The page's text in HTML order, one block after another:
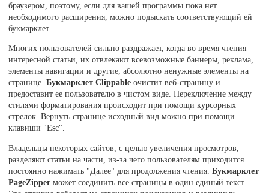
браузером, поэтому, если для вашей программы пока нет
необходимого расширения, можно подыскать соответствующий ей
букмарклет.
Многих пользователей сильно раздражает, когда во время чтения
интересной статьи, их отвлекают всевозможные баннеры, реклама,
элементы навигации и другие, абсолютно ненужные элементы на
странице.Букмарклет Clippable очистит веб-страницу и
предоставит ее пользователю в чистом виде. Переключение между
стилями форматирования происходит при помощи курсорных
стрелок. Вернуть странице исходный вид можно при помощи
клавиши "Esc".
Владельцы некоторых сайтов, с целью увеличения просмотров,
разделяют статьи на части, из-за чего пользователям приходится
постоянно нажимать "Далее" для продолжения чтения.Букмарклет
PageZipper может соединить все страницы в один единый текст.